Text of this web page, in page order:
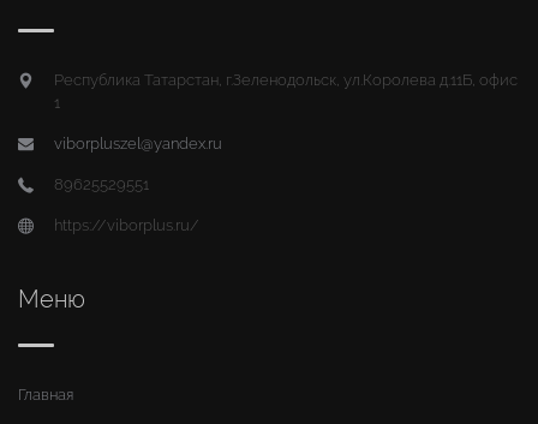
Республика Татарстан, г.Зеленодольск, ул.Королева д.11Б, офис
1
viborpluszel@yandex.ru
89625529551
https://viborplus.ru/
Меню
Главная